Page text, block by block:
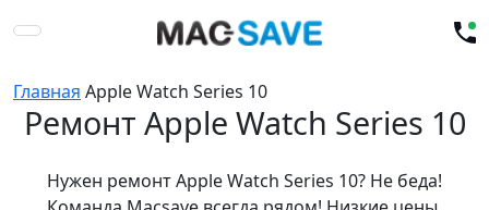
Главная Apple Watch Series 10
Ремонт Apple Watch Series 10
Нужен ремонт Apple Watch Series 10? Не беда!